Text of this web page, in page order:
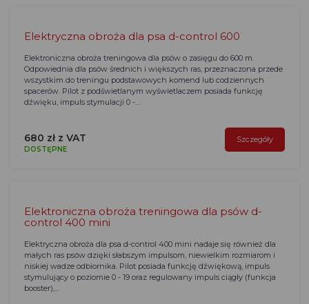
Elektryczna obroża dla psa d-control 600
Elektroniczna obroża treningowa dla psów o zasięgu do 600 m.
Odpowiednia dla psów średnich i większych ras, przeznaczona przede
wszystkim do treningu podstawowych komend lub codziennych
spacerów. Pilot z podświetlanym wyświetlaczem posiada funkcję
dźwięku, impuls stymulacji 0 -…
680 zł z VAT
DOSTĘPNE
Szczegóły
Elektroniczna obroża treningowa dla psów d-
control 400 mini
Elektryczna obroża dla psa d-control 400 mini nadaje się również dla
małych ras psów dzięki słabszym impulsom, niewielkim rozmiarom i
niskiej wadze odbiornika. Pilot posiada funkcję dźwiękową, impuls
stymulujący o poziomie 0 - 19 oraz regulowany impuls ciągły (funkcja
booster),…